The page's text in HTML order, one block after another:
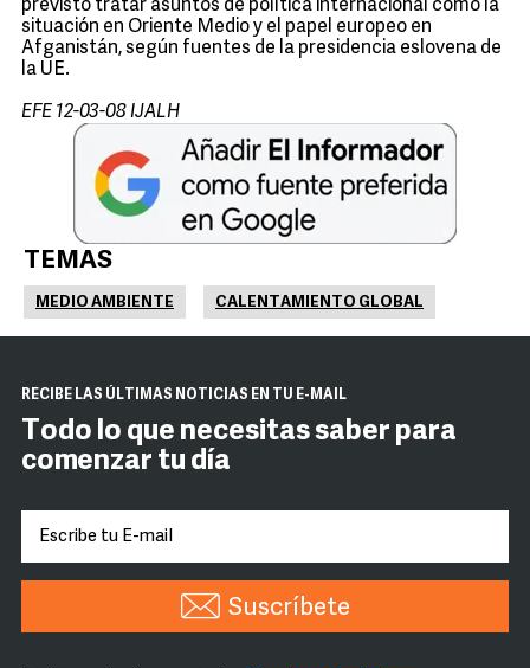
previsto tratar asuntos de política internacional como la
situación en Oriente Medio y el papel europeo en
Afganistán, según fuentes de la presidencia eslovena de
la UE.
EFE 12-03-08 IJALH
TEMAS
MEDIO AMBIENTE CALENTAMIENTO GLOBAL
RECIBE LAS ÚLTIMAS NOTICIAS EN TU E-MAIL
Todo lo que necesitas saber para
comenzar tu día
Suscríbete